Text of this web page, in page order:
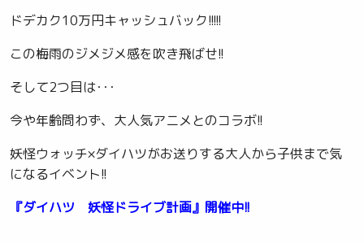
ドデカク10万円キャッシュバック!!!!!
この梅雨のジメジメ感を吹き飛ばせ!!
そして2つ目は･･･
今や年齢問わず、大人気アニメとのコラボ!!
妖怪ウォッチ×ダイハツがお送りする大人から子供まで気
になるイベント!!
『ダイハツ 妖怪ドライブ計画』開催中!!